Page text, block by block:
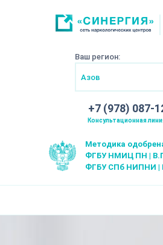
Ваш регион:
Азов
+7 (978) 087-
Консультационная
Методика
ФГБУ НМИЦ ПН |
ФГБУ СПб НИПНИ |